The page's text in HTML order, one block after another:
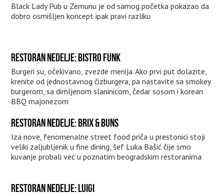
Black Lady Pub u Zemunu je od samog početka pokazao da
dobro osmišljen koncept ipak pravi razliku
RESTORAN NEDELJE: BISTRO FUNK
Burgeri su, očekivano, zvezde menija. Ako prvi put dolazite,
krenite od jednostavnog čizburgera, pa nastavite sa smokey
burgerom, sa dimljenom slaninicom, čedar sosom i korean
BBQ majonezom
RESTORAN NEDELJE: BRIX & BUNS
Iza nove, fenomenalne street food priča u prestonici stoji
veliki zaljubljenik u fine dining, šef Luka Bašić čije smo
kuvanje probali već u poznatim beogradskim restoranima
RESTORAN NEDELJE: LUIGI